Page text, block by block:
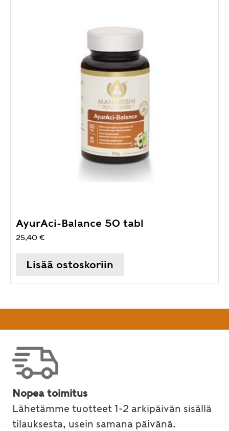
AyurAci-Balance 50 tabl
25,40 €
Lisää ostoskoriin
Nopea toimitus
Lähetämme tuotteet 1-2 arkipäivän sisällä
tilauksesta, usein samana päivänä.